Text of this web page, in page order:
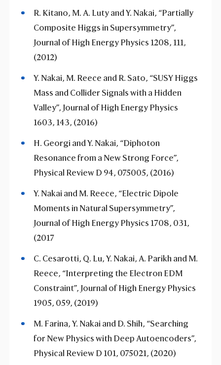
R. Kitano, M. A. Luty and Y. Nakai, “Partially
Composite Higgs in Supersymmetry”,
Journal of High Energy Physics 1208, 111,
(2012)
Y. Nakai, M. Reece and R. Sato, “SUSY Higgs
Mass and Collider Signals with a Hidden
Valley”, Journal of High Energy Physics
1603, 143, (2016)
H. Georgi and Y. Nakai, “Diphoton
Resonance from a New Strong Force”,
Physical Review D 94, 075005, (2016)
Y. Nakai and M. Reece, “Electric Dipole
Moments in Natural Supersymmetry”,
Journal of High Energy Physics 1708, 031,
(2017
C. Cesarotti, Q. Lu, Y. Nakai, A. Parikh and M.
Reece, “Interpreting the Electron EDM
Constraint”, Journal of High Energy Physics
1905, 059, (2019)
M. Farina, Y. Nakai and D. Shih, “Searching
for New Physics with Deep Autoencoders”,
Physical Review D 101, 075021, (2020)